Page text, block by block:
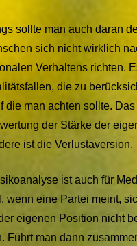
sollte man auch daran
sich nicht wirklich
Verhaltens richten.
die zu
die man achten sollte.
der Stärke der
ist die Verlustaversion.
ist auch für
wenn eine Partei meint,
eigenen Position nicht
Führt man dann